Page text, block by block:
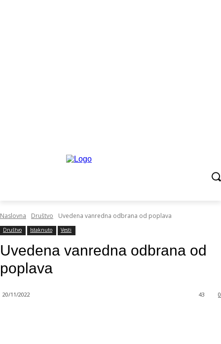
Naslovna Društvo Uvedena vanredna odbrana od poplava
Društvo Istaknuto Vesti
Uvedena vanredna odbrana od
poplava
20/11/2022 0
43